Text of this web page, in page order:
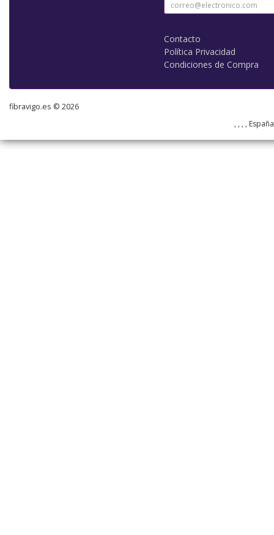
Contacto
Política Privacidad
Condiciones de Compra
fibravigo.es © 2026
, , , ,